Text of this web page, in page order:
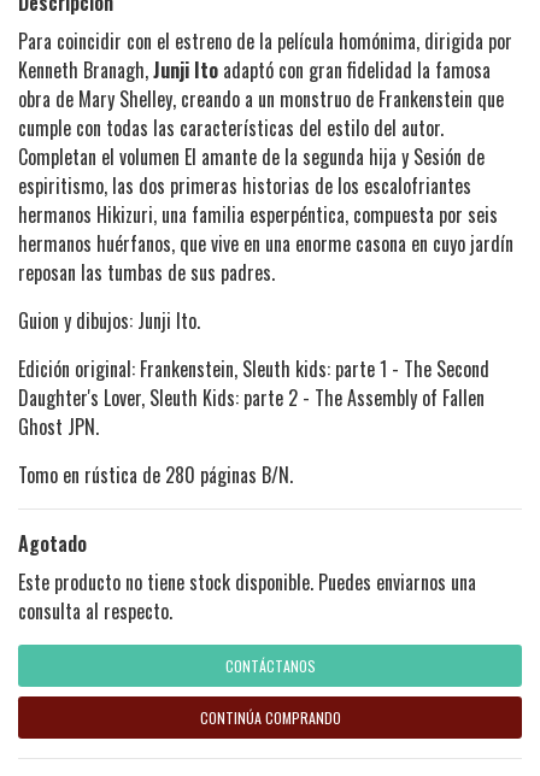
Para coincidir con el estreno de la película homónima, dirigida por
Kenneth Branagh,Junji Ito adaptó con gran fidelidad la famosa
obra de Mary Shelley, creando a un monstruo de Frankenstein que
cumple con todas las características del estilo del autor.
Completan el volumen El amante de la segunda hija y Sesión de
espiritismo, las dos primeras historias de los escalofriantes
hermanos Hikizuri, una familia esperpéntica, compuesta por seis
hermanos huérfanos, que vive en una enorme casona en cuyo jardín
reposan las tumbas de sus padres.
Guion y dibujos: Junji Ito.
Edición original: Frankenstein, Sleuth kids: parte 1 - The Second
Daughter's Lover, Sleuth Kids: parte 2 - The Assembly of Fallen
Ghost JPN.
Tomo en rústica de 280 páginas B/N.
Agotado
Este producto no tiene stock disponible. Puedes enviarnos una
consulta al respecto.
CONTÁCTANOS
CONTINÚA COMPRANDO